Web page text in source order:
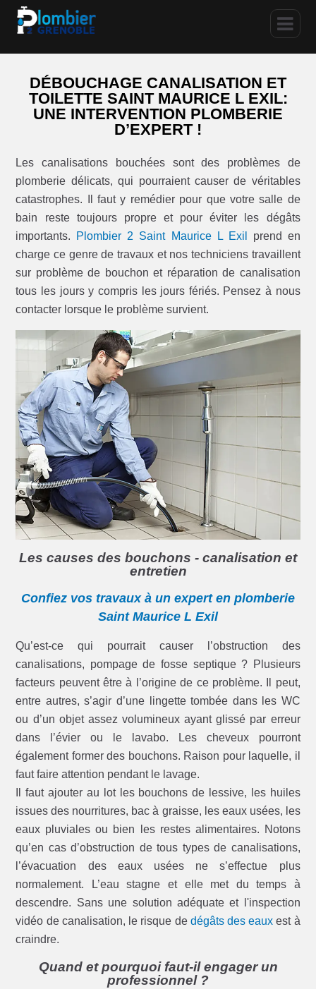
DÉBOUCHAGE CANALISATION ET
TOILETTE SAINT MAURICE L EXIL:
UNE INTERVENTION PLOMBERIE
D’EXPERT !
Les canalisations bouchées sont des problèmes de
plomberie délicats, qui pourraient causer de véritables
catastrophes. Il faut y remédier pour que votre salle de
bain reste toujours propre et pour éviter les dégâts
importants. Plombier 2 Saint Maurice L Exil
prend en
charge ce genre de travaux et nos techniciens travaillent
sur problème de bouchon et réparation de canalisation
tous les jours y compris les jours fériés. Pensez à nous
contacter lorsque le problème survient.
Les causes des bouchons - canalisation et
entretien
Confiez vos travaux à un expert en plomberie
Saint Maurice L Exil
Qu’est-ce qui pourrait causer l’obstruction des
canalisations, pompage de fosse septique ? Plusieurs
facteurs peuvent être à l’origine de ce problème. Il peut,
entre autres, s’agir d’une lingette tombée dans les WC
ou d’un objet assez volumineux ayant glissé par erreur
dans l’évier ou le lavabo. Les cheveux pourront
également former des bouchons. Raison pour laquelle, il
faut faire attention pendant le lavage.
Il faut ajouter au lot les bouchons de lessive, les huiles
issues des nourritures, bac à graisse, les eaux usées, les
eaux pluviales ou bien les restes alimentaires. Notons
qu’en cas d’obstruction de tous types de canalisations,
l’évacuation des eaux usées ne s’effectue plus
normalement. L’eau stagne et elle met du temps à
descendre. Sans une solution adéquate et l'inspection
vidéo de canalisation, le risque de dégâts des eaux est à
craindre.
Quand et pourquoi faut-il engager un
professionnel ?